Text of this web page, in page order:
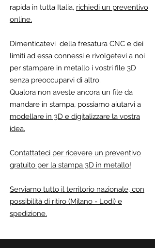
rapida in tutta Italia, richiedi un preventivo
online.
Dimenticatevi della fresatura CNC e dei
limiti ad essa connessi e rivolgetevi a noi
per stampare in metallo i vostri file 3D
senza preoccuparvi di altro.
Qualora non aveste ancora un file da
mandare in stampa, possiamo aiutarvi a
modellare in 3D e digitalizzare la vostra
idea.
Contattateci per ricevere un preventivo
gratuito per la stampa 3D in metallo!
Serviamo tutto il territorio nazionale, con
possibilità di ritiro (Milano - Lodi) e
spedizione.